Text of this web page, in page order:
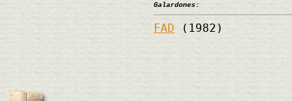
Galardones:
FAD (1982)